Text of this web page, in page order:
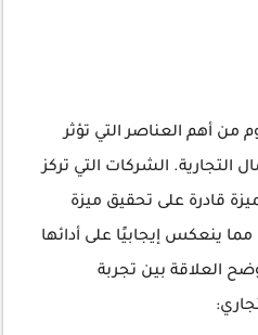
من أهم العناصر التي تؤثر
التجارية. الشركات التي تركز
قادرة على تحقيق ميزة
ينعكس إيجابيًا على أدائها
العلاقة بين تجربة